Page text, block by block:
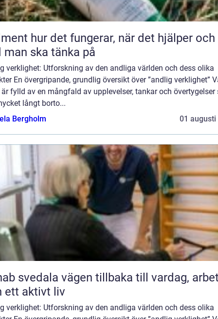
när det hjälper och
man ska tänka på
verklighet: Utforskning av den andliga världen och dess olika
En övergripande, grundlig översikt över ”andlig verklighet”
fylld av en mångfald av upplevelser, tankar och övertygelser
långt borto...
Bergholm
01 augusti
vägen tillbaka till vardag, arbete
ett aktivt liv
verklighet: Utforskning av den andliga världen och dess olika